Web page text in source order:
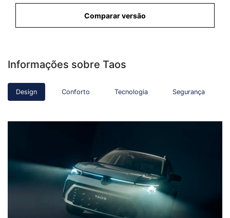
Comparar versão
Informações sobre Taos
Design Conforto Tecnologia Segurança